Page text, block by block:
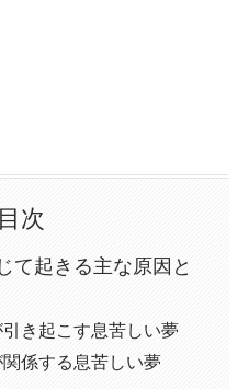
目次
て起きる主な原因と
き起こす息苦しい夢
係する息苦しい夢